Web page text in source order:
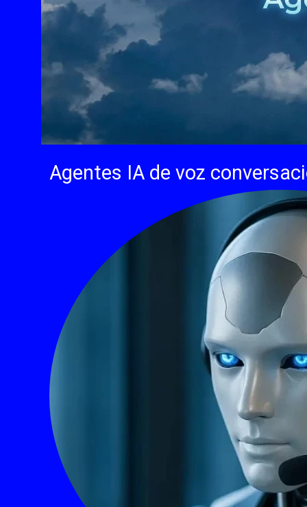
Agentes IA de voz